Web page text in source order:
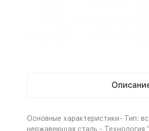
Основные характеристики- Тип:
нержавеющая сталь - Технология